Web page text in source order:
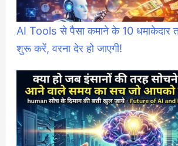
AI Tools से पैसा कमाने के 10 धमाकेदार
शुरू करें, वरना देर हो जाएगी!